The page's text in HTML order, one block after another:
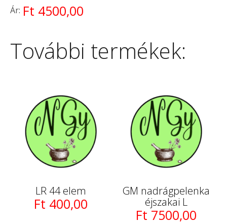
Ár: Ft 4500,00
További termékek:
LR 44 elem
Ft 400,00
GM nadrágpelenka
éjszakai L
Ft 7500,00